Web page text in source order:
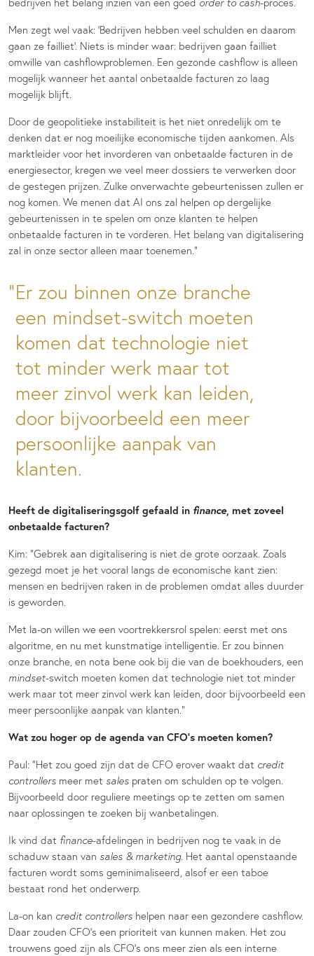
Men zegt wel vaak: ‘Bedrijven hebben veel schulden en daarom
gaan ze failliet’. Niets is minder waar: bedrijven gaan failliet
omwille van cashflowproblemen. Een gezonde cashflow is alleen
mogelijk wanneer het aantal onbetaalde facturen zo laag
mogelijk blijft.
Door de geopolitieke instabiliteit is het niet onredelijk om te
denken dat er nog moeilijke economische tijden aankomen. Als
marktleider voor het invorderen van onbetaalde facturen in de
energiesector, kregen we veel meer dossiers te verwerken door
de gestegen prijzen. Zulke onverwachte gebeurtenissen zullen er
nog komen. We menen dat AI ons zal helpen op dergelijke
gebeurtenissen in te spelen om onze klanten te helpen
onbetaalde facturen in te vorderen. Het belang van digitalisering
zal in onze sector alleen maar toenemen.”
Er zou binnen onze branche
een mindset-switch moeten
komen dat technologie niet
tot minder werk maar tot
meer zinvol werk kan leiden,
door bijvoorbeeld een meer
persoonlijke aanpak van
klanten.
Heeft de digitaliseringsgolf gefaald in finance, met zoveel
onbetaalde facturen?
Kim: “Gebrek aan digitalisering is niet de grote oorzaak. Zoals
gezegd moet je het vooral langs de economische kant zien:
mensen en bedrijven raken in de problemen omdat alles duurder
is geworden.
Met la-on willen we een voortrekkersrol spelen: eerst met ons
algoritme, en nu met kunstmatige intelligentie. Er zou binnen
onze branche, en nota bene ook bij die van de boekhouders, een
mindset-switch moeten komen dat technologie niet tot minder
werk maar tot meer zinvol werk kan leiden, door bijvoorbeeld een
meer persoonlijke aanpak van klanten.”
Wat zou hoger op de agenda van CFO’s moeten komen?
Paul: “Het zou goed zijn dat de CFO erover waakt dat credit
controllers meer met sales praten om schulden op te volgen.
Bijvoorbeeld door reguliere meetings op te zetten om samen
naar oplossingen te zoeken bij wanbetalingen.
Ik vind dat finance-afdelingen in bedrijven nog te vaak in de
schaduw staan van sales & marketing. Het aantal openstaande
facturen wordt soms geminimaliseerd, alsof er een taboe
bestaat rond het onderwerp.
La-on kan credit controllers helpen naar een gezondere cashflow.
Daar zouden CFO’s een prioriteit van kunnen maken. Het zou
trouwens goed zijn als CFO’s ons meer zien als een interne